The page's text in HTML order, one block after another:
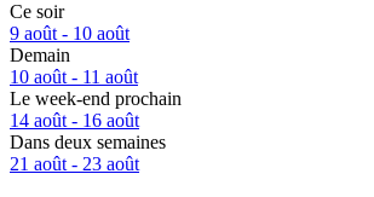
Ce soir
9 août - 10 août
Demain
10 août - 11 août
Le week-end prochain
14 août - 16 août
Dans deux semaines
21 août - 23 août